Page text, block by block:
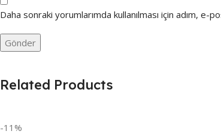
Daha sonraki yorumlarımda kullanılması için adım,
Related Products
-11%